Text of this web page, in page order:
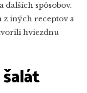
ďalších spôsobov.
z iných receptov a
hviezdnu